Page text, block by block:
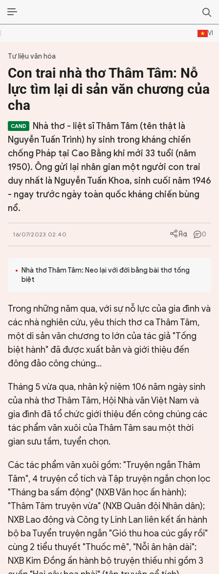
VI
ĐỜI SỐNG VĂN HÓA
TƯ LIỆU VĂN HÓA
LÝ LUẬN
THƠ
TRUYỀN THỐNG
TRUYỆN
DIỄN ĐÀN
Tư liệu văn hóa
Con trai nhà thơ Thâm Tâm: Nỗ
lực tìm lại di sản văn chương của
cha
Nhà thơ - liệt sĩ Thâm Tâm (tên thật là
Nguyễn Tuấn Trình) hy sinh trong kháng chiến
chống Pháp tại Cao Bằng khi mới 33 tuổi (năm
1950). Ông gửi lại nhân gian một người con trai
duy nhất là Nguyễn Tuấn Khoa, sinh cuối năm 1946
- ngay trước ngày toàn quốc kháng chiến bùng
nổ.
16/07/2023 02:40 0
Nhà thơ Thâm Tâm: Neo lại với đời bằng bài thơ tống
biệt
Trong những năm qua, với sự nỗ lực của gia đình và
các nhà nghiên cứu, yêu thích thơ ca Thâm Tâm,
một di sản văn chương to lớn của tác giả "Tống
biệt hành" đã được xuất bản và giới thiệu đến
đông đảo công chúng...
Tháng 5 vừa qua, nhân kỷ niệm 106 năm ngày sinh
của nhà thơ Thâm Tâm, Hội Nhà văn Việt Nam và
gia đình đã tổ chức giới thiệu đến công chúng các
tác phẩm văn xuôi của Thâm Tâm sau một thời
gian sưu tầm, tuyển chọn.
Các tác phẩm văn xuôi gồm: "Truyện ngắn Thâm
Tâm", 4 truyện cổ tích và Tập truyện ngắn chọn lọc
"Tháng ba sấm động" (NXB Văn học ấn hành);
"Thâm Tâm truyện vừa" (NXB Quân đội Nhân dân);
NXB Lao động và Công ty Linh Lan liên kết ấn hành
bộ ba Tuyển truyện ngắn "Gió thu hoa cúc gầy rồi"
cùng 2 tiểu thuyết "Thuốc mê", "Nỗi ân hận dài";
NXB Kim Đồng ấn hành bộ truyện thiếu nhi gồm 3